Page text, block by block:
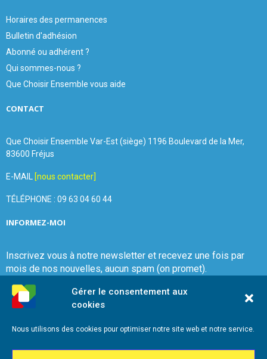
Gérer le consentement aux
cookies
Nous utilisons des cookies pour optimiser notre site web et notre service.
Horaires des permanences
Bulletin d'adhésion
Abonné ou adhérent ?
Qui sommes-nous ?
Que Choisir Ensemble vous aide
CONTACT
Que Choisir Ensemble Var-Est (siège) 1196 Boulevard de la Mer,
83600 Fréjus
E-MAIL [nous contacter]
TÉLÉPHONE : 09 63 04 60 44
INFORMEZ-MOI
Inscrivez vous à notre newsletter et recevez une fois par
mois de nos nouvelles, aucun spam (on promet).